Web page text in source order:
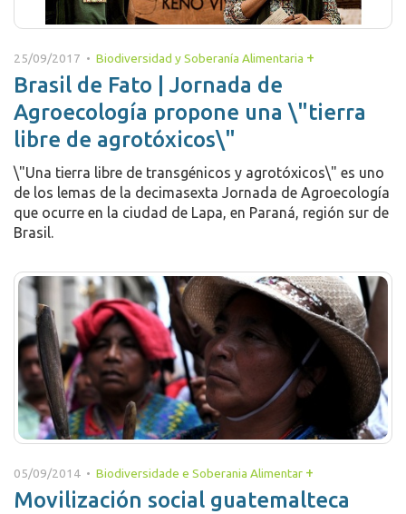
25/09/2017 • Biodiversidad y Soberanía Alimentaria +
Brasil de Fato | Jornada de
Agroecología propone una \"tierra
libre de agrotóxicos\"
\"Una tierra libre de transgénicos y agrotóxicos\" es uno
de los lemas de la decimasexta Jornada de Agroecología
que ocurre en la ciudad de Lapa, en Paraná, región sur de
Brasil.
05/09/2014 • Biodiversidade e Soberania Alimentar +
Movilización social guatemalteca